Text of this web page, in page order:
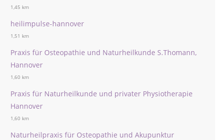
1,45 km
heilimpulse-hannover
1,51 km
Praxis für Osteopathie und Naturheilkunde S.Thomann,
Hannover
1,60 km
Praxis für Naturheilkunde und privater Physiotherapie
Hannover
1,60 km
Naturheilpraxis für Osteopathie und Akupunktur